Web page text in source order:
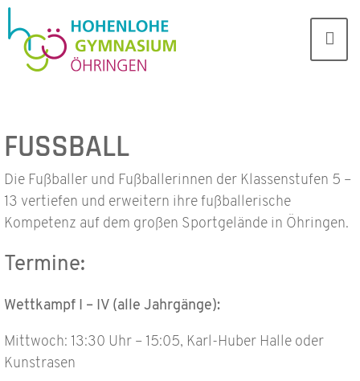
FUSSBALL
Die Fußballer und Fußballerinnen der Klassenstufen 5 –
13 vertiefen und erweitern ihre fußballerische
Kompetenz auf dem großen Sportgelände in Öhringen.
Termine:
Wettkampf I – IV (alle Jahrgänge):
Mittwoch: 13:30 Uhr – 15:05, Karl-Huber Halle oder
Kunstrasen